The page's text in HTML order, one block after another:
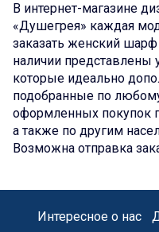
В интернет-магазине
«Душегрея» каждая
заказать женский
наличии представлены
которые идеально
подобранные по
оформленных покупок
а также по другим
Возможна отправка
Интересное о нас